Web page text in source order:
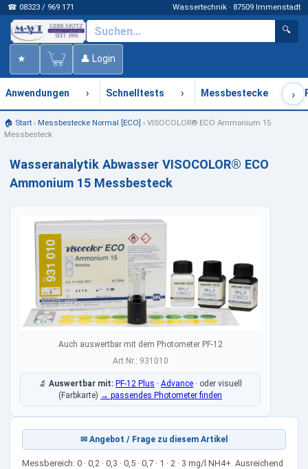
☎ 08323 / 969 171 Wassertechnik · 87509 Immenstadt
🔍
★ 👤 Login
Anwendungen › Schnelltests › Messbestecke ›
🏠 Start› Messbestecke Normal [ECO] › VISOCOLOR® ECO Ammonium 15
Messbesteck
Wasseranalytik Abwasser VISOCOLOR® ECO
Ammonium 15 Messbesteck
Auch auswertbar mit dem Photometer PF-12
Art.Nr.: 931010
🔬 Auswertbar mit: PF-12 Plus · Advance · oder visuell
(Farbkarte) → passendes Photometer finden
✉ Angebot / Frage zu diesem Artikel
Messbereich: 0 · 0,2 · 0,3 · 0,5 · 0,7 · 1 · 2 · 3 mg/l NH4+. Ausreichend